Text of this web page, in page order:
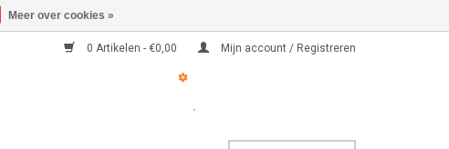
0 Artikelen - €0,00 Mijn account / Registreren
Meer over cookies »